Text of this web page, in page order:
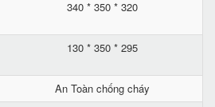
340 * 350 * 320
130 * 350 * 295
An Toàn chống cháy